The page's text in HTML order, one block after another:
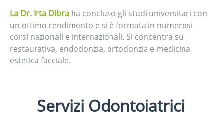
La Dr. Irta Dibra ha concluso gli studi universitari con
un ottimo rendimento e si è formata in numerosi
corsi nazionali e internazionali. Si concentra su
restaurativa, endodonzia, ortodonzia e medicina
estetica facciale.
Servizi Odontoiatrici